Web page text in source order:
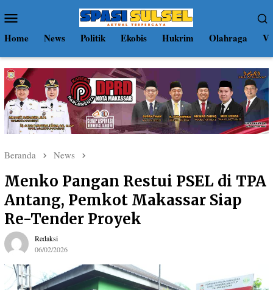
ke
kontenMobile
Home News Politik Ekobis Hukrim Olahraga
Beranda News
Menko Pangan Restui PSEL di TPA
Antang, Pemkot Makassar Siap
Re-Tender Proyek
Redaksi
06/02/2026